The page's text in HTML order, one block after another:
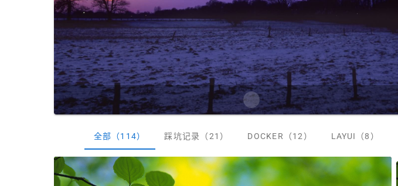
全部（114） 踩坑记录（21） DOCKER（12） LAYUI（8）